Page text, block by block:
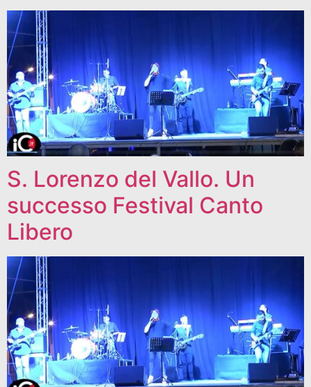
S. Lorenzo del Vallo. Un
successo Festival Canto
Libero